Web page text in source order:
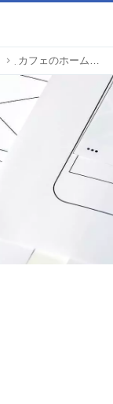
カフェのホームページ